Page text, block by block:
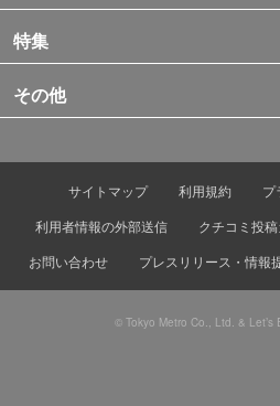
特集
その他
サイトマップ 利用規約
プ
利用者情報の外部送信
クチコミ投
お問い合わせ
プレスリリース・情報
© Tokyo Metro Co., Ltd. & Let’s